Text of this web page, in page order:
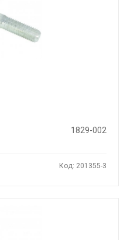
1829-002
Код: 201355-3